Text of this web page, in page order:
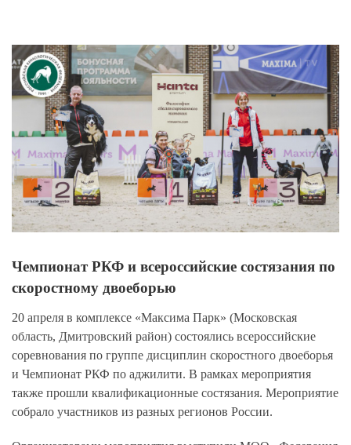
View
Larger
Image
Чемпионат РКФ и всероссийские состязания по
скоростному двоеборью
20 апреля в комплексе «Максима Парк» (Московская
область, Дмитровский район) состоялись всероссийские
соревнования по группе дисциплин скоростного двоеборья
и Чемпионат РКФ по аджилити. В рамках мероприятия
также прошли квалификационные состязания. Мероприятие
собрало участников из разных регионов России.